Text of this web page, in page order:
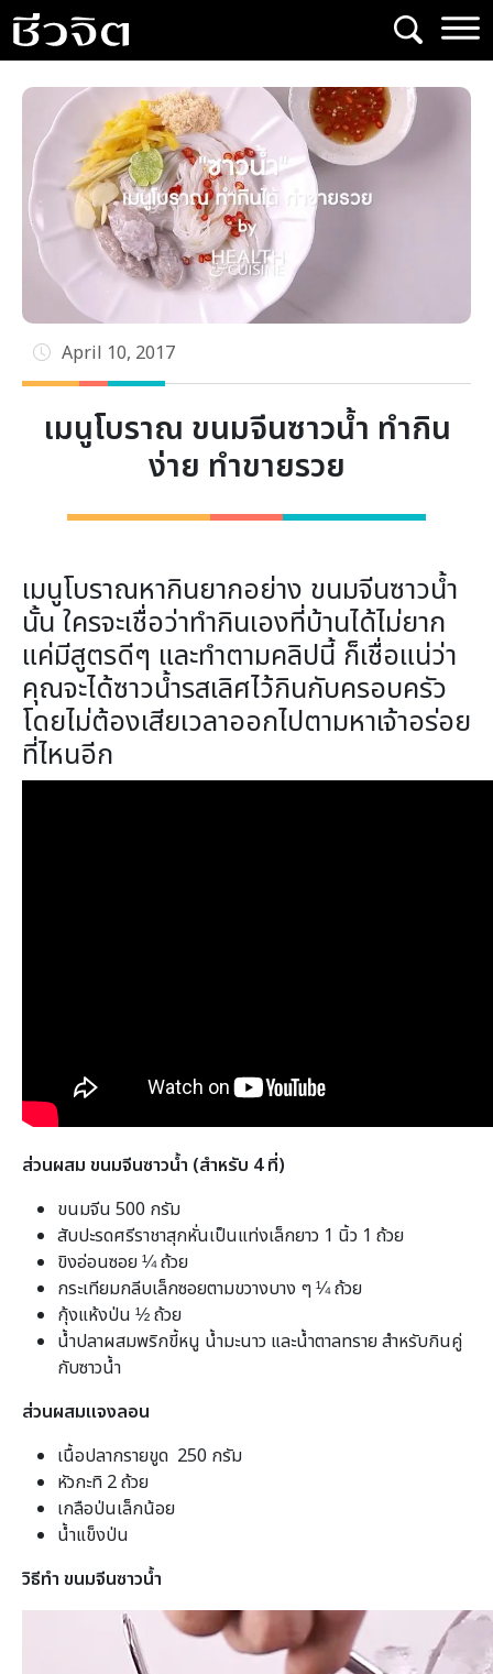
Skip
to
content
April 10, 2017
เมนูโบราณ ขนมจีนซาวน้ำ ทำกิน
ง่าย ทำขายรวย
เมนูโบราณหากินยากอย่าง ขนมจีนซาวน้ำ
นั้น ใครจะเชื่อว่าทำกินเองที่บ้านได้ไม่ยาก
แค่มีสูตรดีๆ และทำตามคลิปนี้ ก็เชื่อแน่ว่า
คุณจะได้ซาวน้ำรสเลิศไว้กินกับครอบครัว
โดยไม่ต้องเสียเวลาออกไปตามหาเจ้าอร่อย
ที่ไหนอีก
ส่วนผสม ขนมจีนซาวน้ำ (สำหรับ 4ที่)
ขนมจีน 500 กรัม
สับปะรดศรีราชาสุกหั่นเป็นแท่งเล็กยาว 1 นิ้ว 1 ถ้วย
ขิงอ่อนซอย ¼ ถ้วย
กระเทียมกลีบเล็กซอยตามขวางบาง ๆ ¼ ถ้วย
กุ้งแห้งป่น ½ ถ้วย
น้ำปลาผสมพริกขี้หนู น้ำมะนาว และน้ำตาลทราย สำหรับกินคู่
กับซาวน้ำ
ส่วนผสมแจงลอน
เนื้อปลากรายขูด 250 กรัม
หัวกะทิ 2 ถ้วย
เกลือป่นเล็กน้อย
น้ำแข็งป่น
วิธีทำ ขนมจีนซาวน้ำ